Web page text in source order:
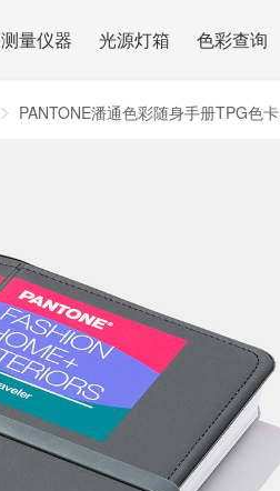
测量仪器 光源灯箱 色彩查询
PANTONE潘通色彩随身手册TPG色卡